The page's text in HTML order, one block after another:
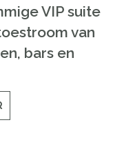
VIP suite
van
bars en